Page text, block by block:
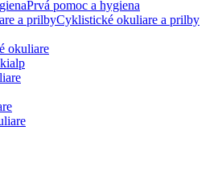
Prvá pomoc a hygiena
Cyklistické okuliare a prilby
okuliare